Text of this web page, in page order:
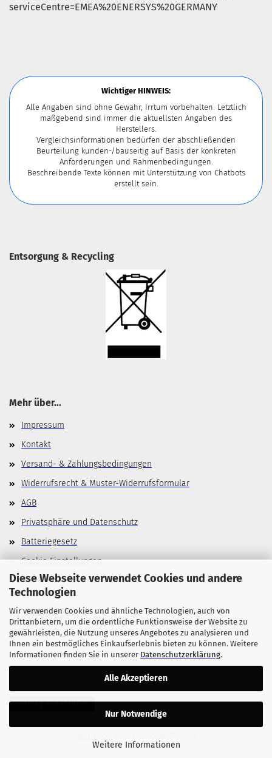
Diese Webseite verwendet Cookies und andere
Technologien
Wir verwenden Cookies und ähnliche Technologien, auch von
Drittanbietern, um die ordentliche Funktionsweise der Website zu
gewährleisten, die Nutzung unseres Angebotes zu analysieren und
Ihnen ein bestmögliches Einkaufserlebnis bieten zu können. Weitere
Informationen finden Sie in unserer Datenschutzerklärung.
Alle Akzeptieren
Nur Notwendige
Weitere Informationen
serviceCentre=EMEA%20ENERSYS%20GERMANY
Wichtiger HINWEIS:
Alle Angaben sind ohne Gewähr, Irrtum vorbehalten. Letztlich
maßgebend sind immer die aktuellsten Angaben des
Herstellers.
Vergleichsinformationen bedürfen der abschließenden
Beurteilung kunden-/bauseitig auf Basis der konkreten
Anforderungen und Rahmenbedingungen.
Beschreibende Texte können mit Unterstützung von Chatbots
erstellt sein.
Entsorgung & Recycling
Mehr über...
Impressum
Kontakt
Versand- & Zahlungsbedingungen
Widerrufsrecht & Muster-Widerrufsformular
AGB
Privatsphäre und Datenschutz
Batteriegesetz
Cookie Einstellungen
Allgemeines
Stellenangebote
Vertrag widerrufen